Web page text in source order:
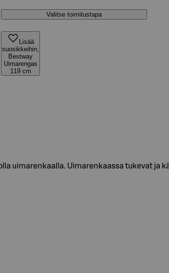
Valitse toimitustapa
Lisää
suosikkeihin,
Bestway
Uimarengas
119 cm
uimarenkaalla. Uimarenkaassa tukevat ja